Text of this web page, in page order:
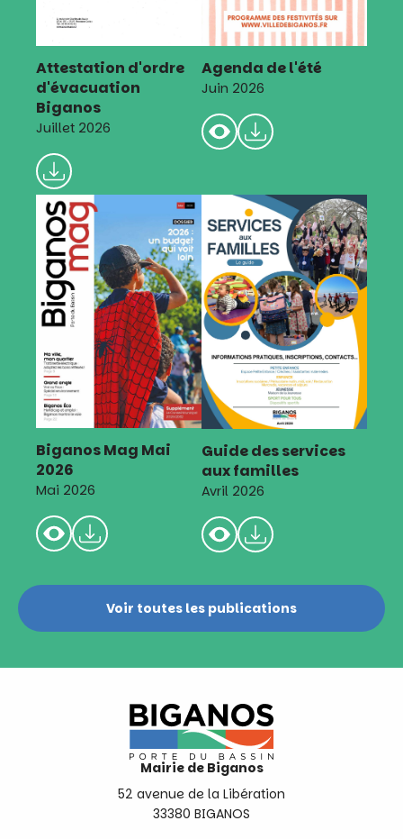
Attestation d'ordre
d'évacuation
Biganos
Juillet 2026
Agenda de l'été
Juin 2026
Biganos Mag Mai
2026
Mai 2026
Guide des services
aux familles
Avril 2026
Voir toutes les publications
Mairie de Biganos
52 avenue de la Libération
33380 BIGANOS